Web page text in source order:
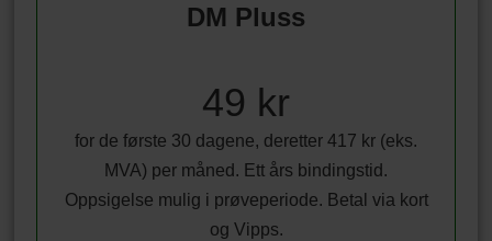
DM Pluss
49 kr
for de første 30 dagene, deretter 417 kr (eks.
MVA) per måned. Ett års bindingstid.
Oppsigelse mulig i prøveperiode. Betal via kort
og Vipps.